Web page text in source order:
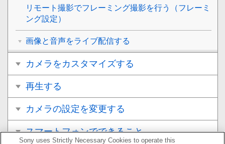
リモート撮影でフレーミング撮影を行う（フレーミ
ング設定）
画像と音声をライブ配信する
カメラをカスタマイズする
再生する
カメラの設定を変更する
スマートフォンでできること
Sony uses Strictly Necessary Cookies to operate this